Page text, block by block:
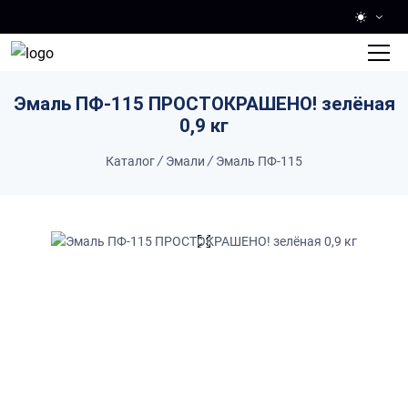
Эмаль ПФ-115 ПРОСТОКРАШЕНО! зелёная
0,9 кг
Каталог/ Эмали / Эмаль ПФ-115